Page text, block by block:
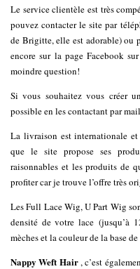
Le service clientèle est très
pouvez contacter le site par
de Brigitte, elle est adorable) ou
encore sur la page Facebook
moindre question!
Si vous souhaitez vous créer
possible en les contactant par
La livraison est internationale
que le site propose ses
raisonnables et les produits de
profiter car je trouve l’offre très
Les Full Lace Wig, U Part Wig
densité de votre lace (jusqu’à
mèches et la couleur de la base
Nappy Weft Hair, c’est